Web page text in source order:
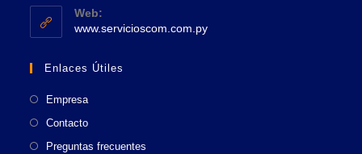
tu
aplicación
aplicación
Web:
www.servicioscom.com.pySe
Enlaces Útiles
Empresa
Contacto
Preguntas frecuentes